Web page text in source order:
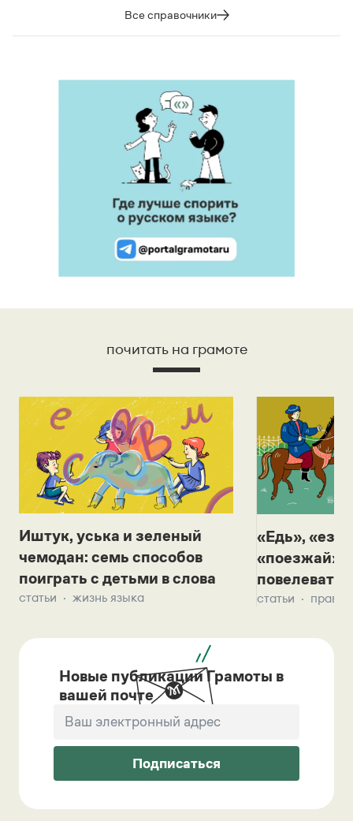
Все справочники
почитать на грамоте
Иштук, уська и зеленый
чемодан: семь способов
поиграть с детьми в слова
статьи жизнь языка
«Едь»,
«поезжай»?
повелевать
статьи
Новые публикации Грамоты в
вашей почте
Подписаться